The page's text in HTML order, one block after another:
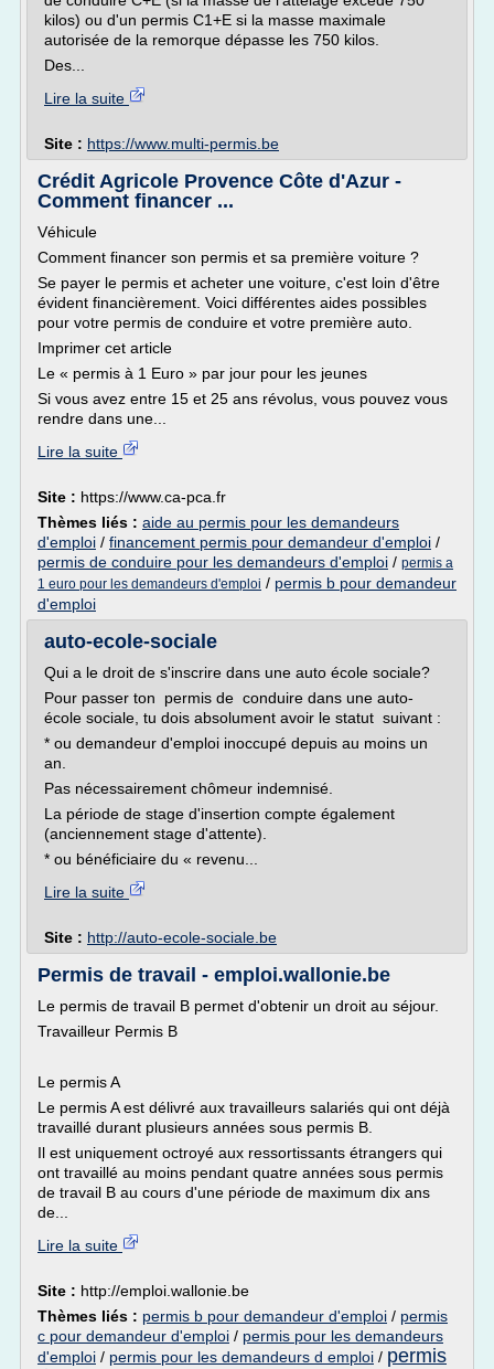
kilos) ou d'un permis C1+E si la masse maximale
autorisée de la remorque dépasse les 750 kilos.
Des...
Lire la suite
Site : https://www.multi-permis.be
Crédit Agricole Provence Côte d'Azur -
Comment financer ...
Véhicule
Comment financer son permis et sa première voiture ?
Se payer le permis et acheter une voiture, c'est loin d'être
évident financièrement. Voici différentes aides possibles
pour votre permis de conduire et votre première auto.
Imprimer cet article
Le « permis à 1 Euro » par jour pour les jeunes
Si vous avez entre 15 et 25 ans révolus, vous pouvez vous
rendre dans une...
Lire la suite
Site : https://www.ca-pca.fr
Thèmes liés : aide au permis pour les demandeurs
d'emploi / financement permis pour demandeur d'emploi /
permis de conduire pour les demandeurs d'emploi / permis a
1 euro pour les demandeurs d'emploi / permis b pour demandeur
d'emploi
auto-ecole-sociale
Qui a le droit de s'inscrire dans une auto école sociale?
Pour passer ton permis de conduire dans une auto-
école sociale, tu dois absolument avoir le statut suivant :
* ou demandeur d'emploi inoccupé depuis au moins un
an.
Pas nécessairement chômeur indemnisé.
La période de stage d'insertion compte également
(anciennement stage d'attente).
* ou bénéficiaire du « revenu...
Lire la suite
Site : http://auto-ecole-sociale.be
Permis de travail - emploi.wallonie.be
Le permis de travail B permet d'obtenir un droit au séjour.
Travailleur Permis B
Le permis A
Le permis A est délivré aux travailleurs salariés qui ont déjà
travaillé durant plusieurs années sous permis B.
Il est uniquement octroyé aux ressortissants étrangers qui
ont travaillé au moins pendant quatre années sous permis
de travail B au cours d'une période de maximum dix ans
de...
Lire la suite
Site : http://emploi.wallonie.be
Thèmes liés : permis b pour demandeur d'emploi / permis
c pour demandeur d'emploi / permis pour les demandeurs
d'emploi / permis pour les demandeurs d emploi / permis